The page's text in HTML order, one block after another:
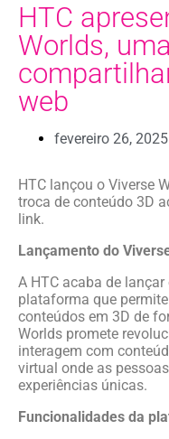
HTC
Worlds,
web
fevereiro 26, 2025
HTC lançou o Viverse
troca de conteúdo 3D
link.
Lançamento do
A HTC acaba de
plataforma que
conteúdos em 3D de
Worlds promete
interagem com
virtual onde as
experiências únicas.
Funcionalidades da